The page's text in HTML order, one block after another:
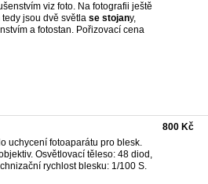
viz foto. Na fotografii ještě
jsou dvě světla se stojany,
a fotostan. Pořizovací cena
uchycení fotoaparátu pro blesk.
Osvětlovací těleso: 48 diod,
rychlost blesku: 1/100 S.
800 Kč